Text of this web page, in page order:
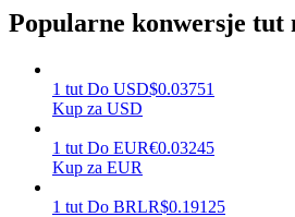
Zarabiać
Popularne konwersje tut
1 tut Do USD$0.03751
Kup za USD
1 tut Do EUR€0.03245
Kup za EUR
1 tut Do BRLR$0.19125